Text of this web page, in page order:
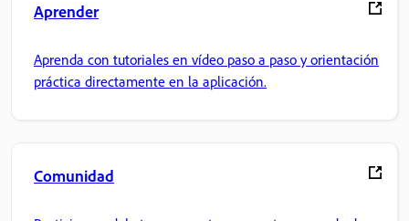
Aprender
Aprenda con tutoriales en vídeo paso a paso y orientación
práctica directamente en la aplicación.
Comunidad